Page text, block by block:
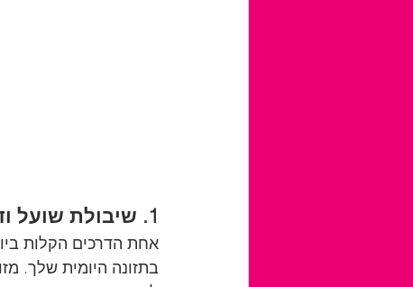
1. שיבולת שועל ודגנים מלאים:
אחת הדרכים הקלות
בתזונה היומית שלך.